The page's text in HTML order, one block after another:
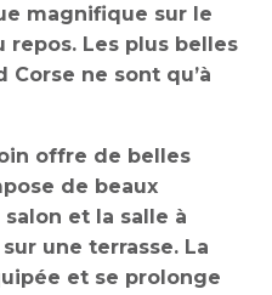
magnifique sur le
Les plus belles
Corse ne sont qu’à
offre de belles
de beaux
et la salle à
une terrasse. La
et se prolonge